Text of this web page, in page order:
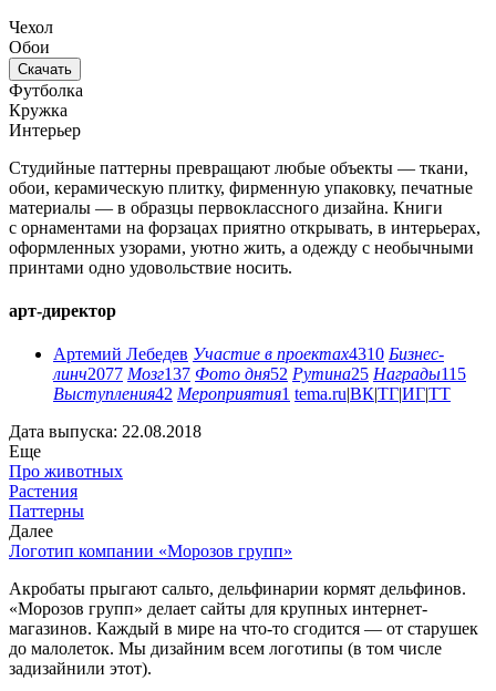
Чехол
Обои
Скачать
Футболка
Кружка
Интерьер
Студийные паттерны превращают любые объекты — ткани,
обои, керамическую плитку, фирменную упаковку, печатные
материалы — в образцы первоклассного дизайна. Книги
с орнаментами на форзацах приятно открывать, в интерьерах,
оформленных узорами, уютно жить, а одежду с необычными
принтами одно удовольствие носить.
арт-директор
Артемий Лебедев Участие в проектах4310 Бизнес-
линч2077 Мозг137 Фото дня52 Рутина25 Награды115
Выступления42 Мероприятия1 tema.ru|ВК|ТГ|ИГ|ТТ
Дата выпуска: 22.08.2018
Еще
Про животных
Растения
Паттерны
Далее
Логотип компании «Морозов групп»
Акробаты прыгают сальто, дельфинарии кормят дельфинов.
«Морозов групп» делает сайты для крупных интернет-
магазинов. Каждый в мире на что-то сгодится — от старушек
до малолеток. Мы дизайним всем логотипы (в том числе
задизайнили этот).